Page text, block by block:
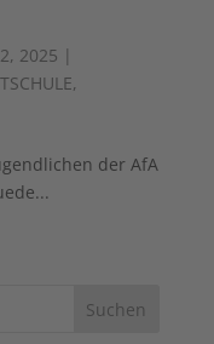
2025 |
,
der AfA
Suchen